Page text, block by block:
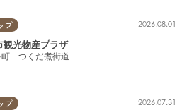
プ 2026.08.01
観光物産プラザ
町 つくだ煮街道
プ 2026.07.31